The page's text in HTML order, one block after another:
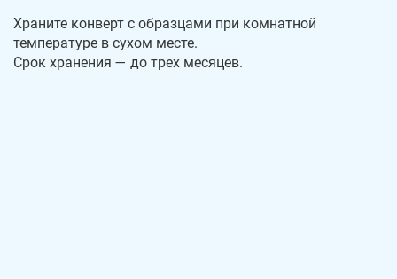
Храните конверт с образцами при комнатной
температуре в сухом месте.
Срок хранения — до трех месяцев.